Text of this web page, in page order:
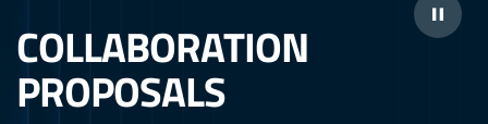
COLLABORATION
PROPOSALS